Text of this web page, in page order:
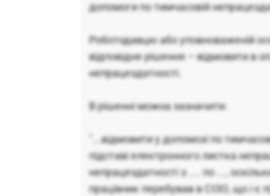
допомоги по тимчасовій
Роботодавцю або уповноваженій
відповідне рішення – відмовити в
непрацездатності.
В рішенні можна зазначити:
"...відмовити у допомозі по
підставі електронного листка
непрацездатності з .... по ...,
працівник перебував в СІЗО, що і є